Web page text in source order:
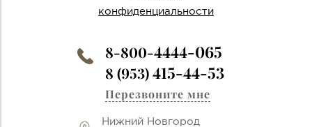
конфиденциальности
8-800-4444-065
8 (953)415-44-53
Перезвоните мне
Нижний Новгород